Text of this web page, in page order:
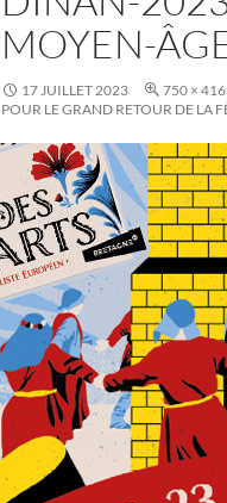
MOYEN-
17 JUILLET 2023 750 × 416
POUR LE GRAND RETOUR DE LA